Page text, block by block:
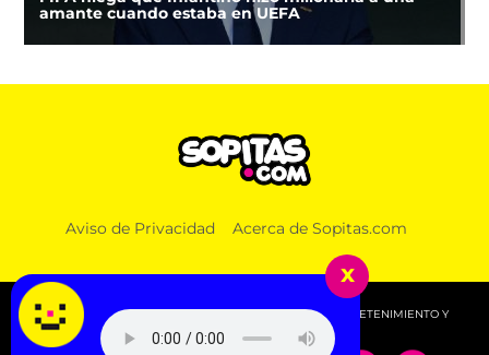
amante cuando estaba en UEFA
Aviso de Privacidad Acerca de Sopitas.com
© 2026 SOPITAS.COM - MÚSICA, NOTICIAS, DEPORTES, ENTRETENIMIENTO Y
MÁS!.
x